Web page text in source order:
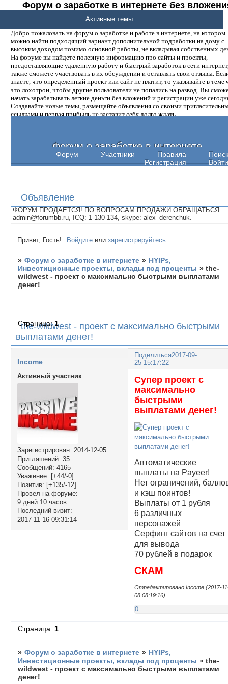
Форум о заработке в интернете без
денег.
Добро пожаловать на форум о заработке и работе в интернете, на котором
можно найти подходящий вариант дополнительной подработки на дому с
высоким доходом помимо основной работы, не вкладывая собственных
На форуме вы найдете полезную информацию про сайты и проекты,
предоставляющие удаленную работу и быстрый заработок в сети
также сможете участвовать в их обсуждении и оставлять свои отзывы.
знаете, что определенный проект или сайт не платит, то указывайте в теме
это лохотрон, чтобы другие пользователи не попались на развод. Вы
начать зарабатывать легкие деньги без вложений и регистрации уже
Создавайте новые темы, размещайте объявления со своими
ссылками и первая прибыль не заставит себя долго ждать.
Форум о заработке в интернете
Форум Участники Правила
Поиск
Регистрация
Войти
Активные темы
Объявление
ФОРУМ ПРОДАЕТСЯ! ПО ВОПРОСАМ ПРОДАЖИ ОБРАЩАТЬСЯ:
admin@forumbb.ru, ICQ: 1-130-134, skype: alex_derenchuk.
Привет, Гость! Войдите илизарегистрируйтесь
» Форум о заработке в интернете » HYIPs,
Инвестиционные проекты, вклады под проценты »the-
wildwest - проект с максимально быстрыми выплатами
денег!
the-wildwest - проект с максимально быстрыми
выплатами денег!
Страница:1
Поделиться2017-09-
25 15:17:22
Income
Активный участник
Зарегистрирован: 2014-12-05
Приглашений: 35
Сообщений: 4165
Уважение: [+44/-0]
Позитив: [+135/-12]
Провел на форуме:
9 дней 10 часов
Последний визит:
2017-11-16 09:31:14
Супер проект с
максимально
быстрыми
выплатами денег!
Автоматические
выплаты на Payeer!
Нет ограничений,
и кэш поинтов!
Выплаты от 1 рубля
6 различных
персонажей
Серфинг сайтов на счет
для вывода
70 рублей в подарок
СКАМ
Отредактировано Income (2017-
08 08:19:16)
0
Страница:1
» Форум о заработке в интернете » HYIPs,
Инвестиционные проекты, вклады под проценты »the-
wildwest - проект с максимально быстрыми выплатами
денег!